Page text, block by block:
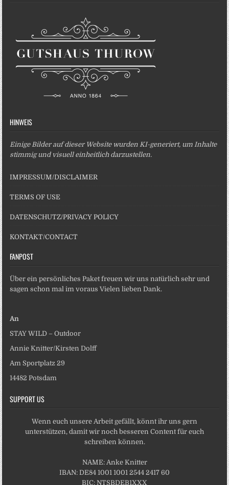
HINWEIS
Einige Bilder auf dieser Website wurden KI-generiert, um Inhalte
stimmig und visuell einheitlich darzustellen.
IMPRESSUM/DISCLAIMER
TERMS OF USE
DATENSCHUTZ/PRIVACY POLICY
KONTAKT/CONTACT
FANPOST
Über ein persönliches Paket freuen wir uns natürlich sehr und
sagen schon mal im voraus Vielen lieben Dank.
An
STAY WILD – Outdoor
Annie Knitter/Kirsten Dolff
Am Sportplatz 29
14482 Potsdam
SUPPORT US
Wenn euch unsere Arbeit gefällt, könnt ihr uns gern
unterstützen, damit wir noch besseren Content für euch
schreiben können.
NAME: Anke Knitter
IBAN: DE84 1001 1001 2544 2417 60
BIC: NTSBDEB1XXX